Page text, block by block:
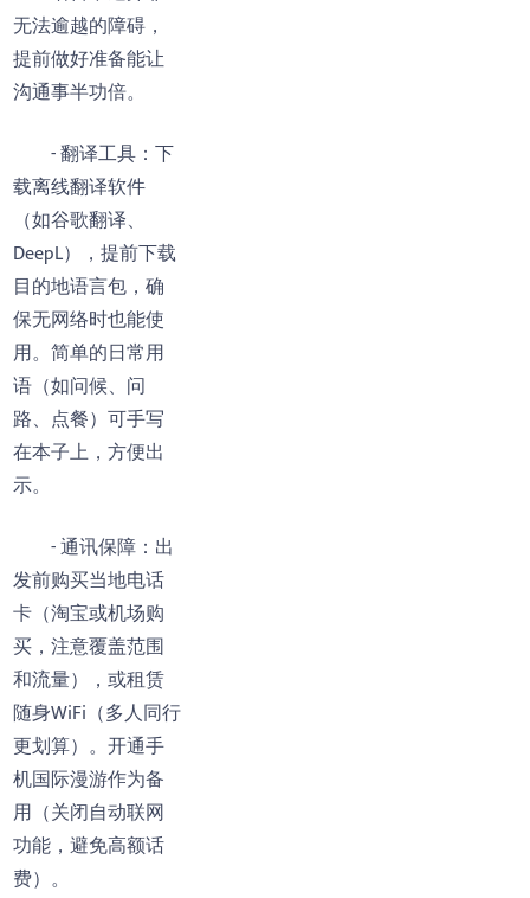
无法逾越的障碍，
提前做好准备能让
沟通事半功倍。
- 翻译工具：下
载离线翻译软件
（如谷歌翻译、
DeepL），提前下载
目的地语言包，确
保无网络时也能使
用。简单的日常用
语（如问候、问
路、点餐）可手写
在本子上，方便出
示。
- 通讯保障：出
发前购买当地电话
卡（淘宝或机场购
买，注意覆盖范围
和流量），或租赁
随身WiFi（多人同行
更划算）。开通手
机国际漫游作为备
用（关闭自动联网
功能，避免高额话
费）。